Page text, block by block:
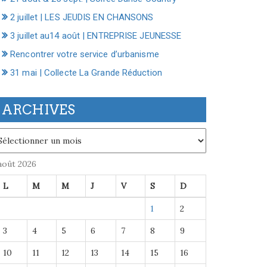
2 juillet | LES JEUDIS EN CHANSONS
3 juillet au14 août | ENTREPRISE JEUNESSE
Rencontrer votre service d’urbanisme
31 mai | Collecte La Grande Réduction
ARCHIVES
2026
L M M J V S D
1 2
3 4 5 6 7 8 9
10 11 12 13 14 15 16